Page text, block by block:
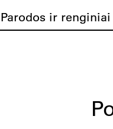
Parodos ir renginiai